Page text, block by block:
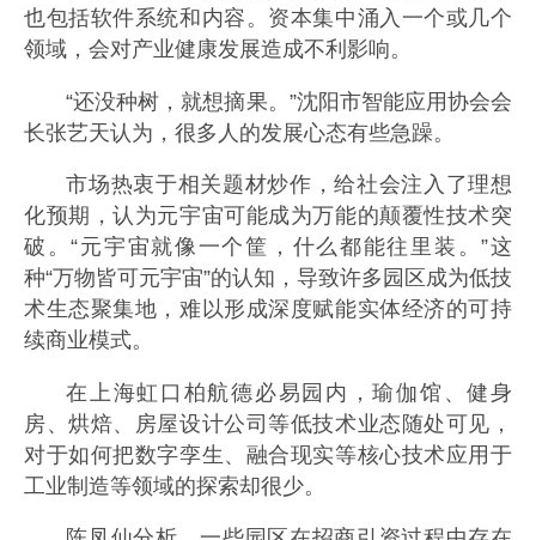
也包括软件系统和内容。资本集中涌入一个或几个
领域，会对产业健康发展造成不利影响。
“还没种树，就想摘果。”沈阳市智能应用协会会
长张艺天认为，很多人的发展心态有些急躁。
市场热衷于相关题材炒作，给社会注入了理想
化预期，认为元宇宙可能成为万能的颠覆性技术突
破。“元宇宙就像一个筐，什么都能往里装。”这
种“万物皆可元宇宙”的认知，导致许多园区成为低技
术生态聚集地，难以形成深度赋能实体经济的可持
续商业模式。
在上海虹口柏航德必易园内，瑜伽馆、健身
房、烘焙、房屋设计公司等低技术业态随处可见，
对于如何把数字孪生、融合现实等核心技术应用于
工业制造等领域的探索却很少。